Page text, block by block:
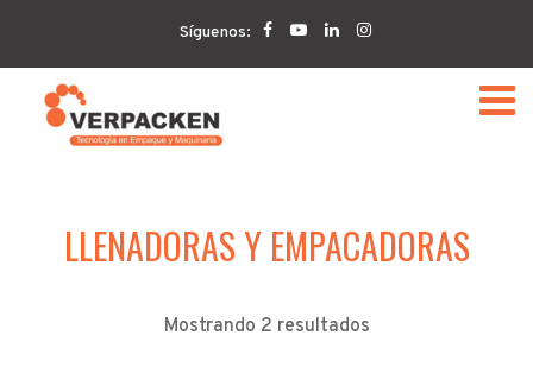
Síguenos:
LLENADORAS Y EMPACADORAS
Mostrando 2 resultados